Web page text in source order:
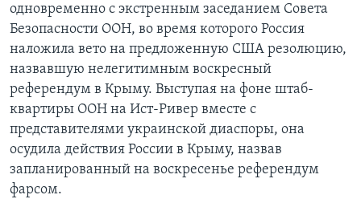
одновременно с экстренным заседанием Совета
Безопасности ООН, во время которого Россия
наложила вето на предложенную США резолюцию,
назвавшую нелегитимным воскресный
референдум в Крыму. Выступая на фоне штаб-
квартиры ООН на Ист-Ривер вместе с
представителями украинской диаспоры, она
осудила действия России в Крыму, назвав
запланированный на воскресенье референдум
фарсом.